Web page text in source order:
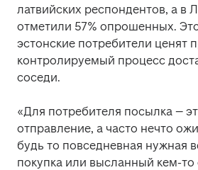
латвийских респондентов, а в
отметили 57% опрошенных.
эстонские потребители ценят
контролируемый процесс
соседи.
«Для потребителя посылка –
отправление, а часто нечто
будь то повседневная нужная
покупка или высланный кем-